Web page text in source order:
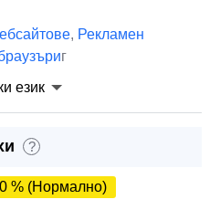
, Рекламен
г
език
?
% (Нормално)